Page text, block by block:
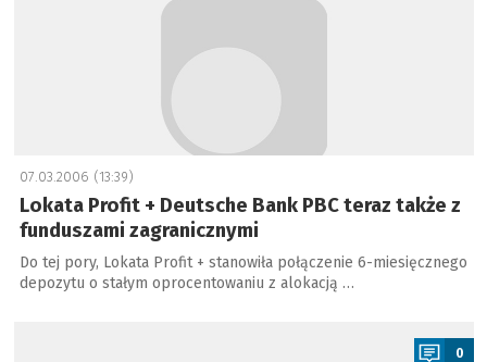
07.03.2006 (13:39)
Lokata Profit + Deutsche Bank PBC teraz także z
funduszami zagranicznymi
Do tej pory, Lokata Profit + stanowiła połączenie 6-miesięcznego
depozytu o stałym oprocentowaniu z alokacją …
0